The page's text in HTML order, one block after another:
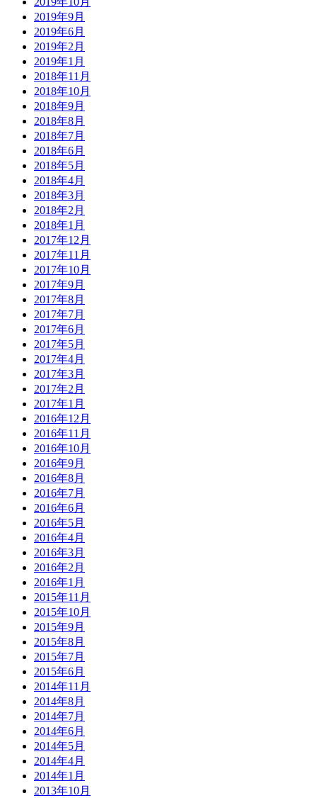
2019年9月
2019年6月
2019年2月
2019年1月
2018年11月
2018年10月
2018年9月
2018年8月
2018年7月
2018年6月
2018年5月
2018年4月
2018年3月
2018年2月
2018年1月
2017年12月
2017年11月
2017年10月
2017年9月
2017年8月
2017年7月
2017年6月
2017年5月
2017年4月
2017年3月
2017年2月
2017年1月
2016年12月
2016年11月
2016年10月
2016年9月
2016年8月
2016年7月
2016年6月
2016年5月
2016年4月
2016年3月
2016年2月
2016年1月
2015年11月
2015年10月
2015年9月
2015年8月
2015年7月
2015年6月
2014年11月
2014年8月
2014年7月
2014年6月
2014年5月
2014年4月
2014年1月
2013年10月